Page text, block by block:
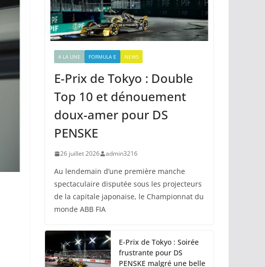
A LA UNE FORMULA E NEWS
E-Prix de Tokyo : Double
Top 10 et dénouement
doux-amer pour DS
PENSKE
26 juillet 2026 admin3216
Au lendemain d’une première manche
spectaculaire disputée sous les projecteurs
de la capitale japonaise, le Championnat du
monde ABB FIA
E-Prix de Tokyo : Soirée
frustrante pour DS
PENSKE malgré une belle